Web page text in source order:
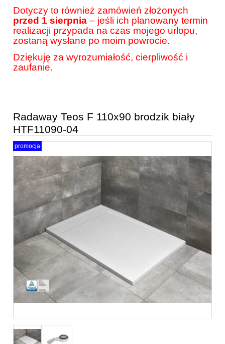
Dotyczy to również zamówień złożonych
przed 1 sierpnia – jeśli ich planowany termin
realizacji przypada na czas mojego urlopu,
zostaną wysłane po moim powrocie.
Dziękuję za wyrozumiałość, cierpliwość i
zaufanie.
Radaway Teos F 110x90 brodzik biały
HTF11090-04
promocja